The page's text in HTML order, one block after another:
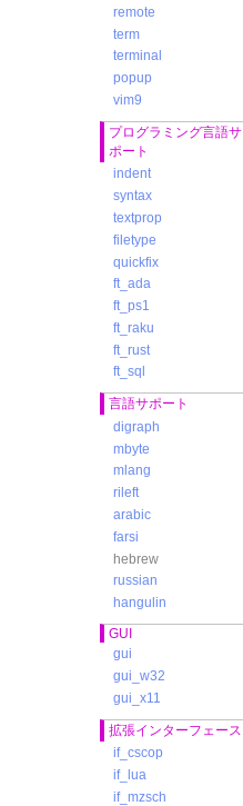
remote
term
terminal
popup
vim9
プログラミング言語サ
ポート
indent
syntax
textprop
filetype
quickfix
ft_ada
ft_ps1
ft_raku
ft_rust
ft_sql
言語サポート
digraph
mbyte
mlang
rileft
arabic
farsi
hebrew
russian
hangulin
GUI
gui
gui_w32
gui_x11
拡張インターフェース
if_cscop
if_lua
if_mzsch